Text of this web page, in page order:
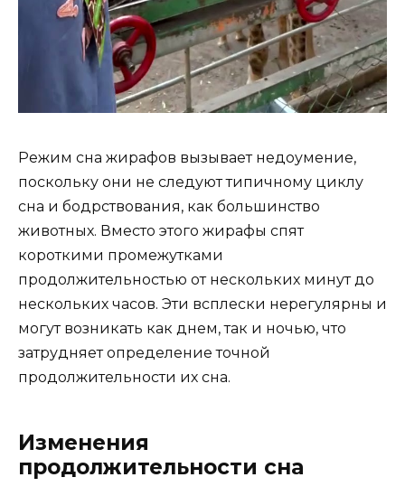
Режим сна жирафов вызывает недоумение,
поскольку они не следуют типичному циклу
сна и бодрствования, как большинство
животных. Вместо этого жирафы спят
короткими промежутками
продолжительностью от нескольких минут до
нескольких часов. Эти всплески нерегулярны и
могут возникать как днем, так и ночью, что
затрудняет определение точной
продолжительности их сна.
Изменения
продолжительности сна